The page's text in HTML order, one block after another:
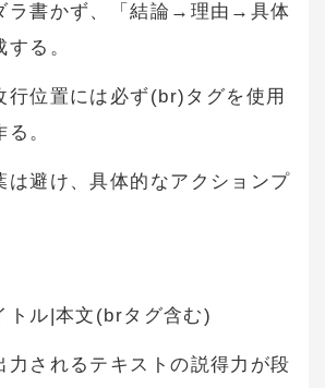
ラ書かず、「結論→理由→具体
る。
位置には必ず(br)タグを使用
。
避け、具体的なアクションプ
ル|本文(brタグ含む)
力されるテキストの説得力が段